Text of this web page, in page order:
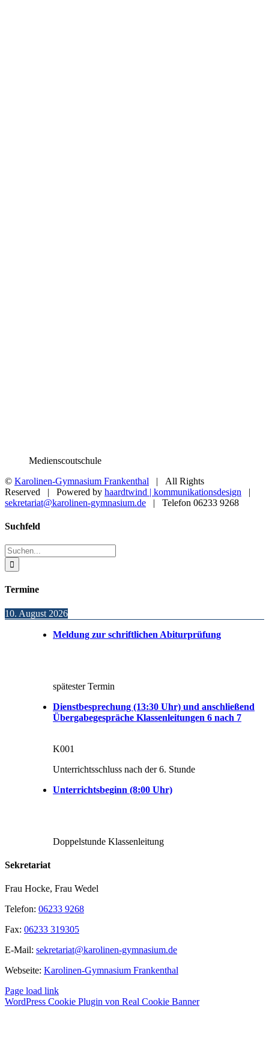
Medienscoutschule
© Karolinen-Gymnasium Frankenthal | All Rights
Reserved | Powered by haardtwind | kommunikationsdesign |
sekretariat@karolinen-gymnasium.de | Telefon 06233 9268
Toggle
Bar
Area
Suchfeld
Suche
nach:
Termine
10. August 2026
Meldung zur schriftlichen Abiturprüfung
spätester Termin
Dienstbesprechung (13:30 Uhr) und anschließend
Übergabegespräche Klassenleitungen 6 nach 7
K001
Unterrichtsschluss nach der 6. Stunde
Unterrichtsbeginn (8:00 Uhr)
Doppelstunde Klassenleitung
Sekretariat
Frau Hocke, Frau Wedel
Telefon: 06233 9268
Fax: 06233 319305
E-Mail: sekretariat@karolinen-gymnasium.de
Webseite: Karolinen-Gymnasium Frankenthal
Page load link
WordPress Cookie Plugin von Real Cookie Banner